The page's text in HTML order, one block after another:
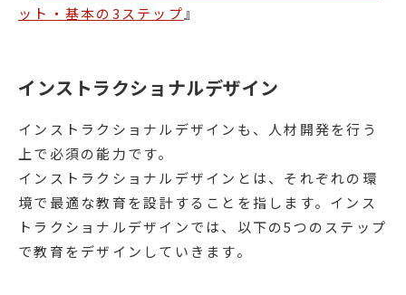
ット・基本の3ステップ』
インストラクショナルデザイン
インストラクショナルデザインも、人材開発を行う
上で必須の能力です。
インストラクショナルデザインとは、それぞれの環
境で最適な教育を設計することを指します。インス
トラクショナルデザインでは、以下の5つのステップ
で教育をデザインしていきます。